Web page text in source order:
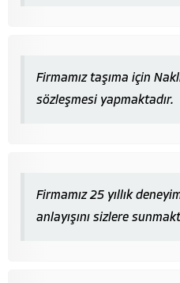
Firmamız taşıma için
sözleşmesi yapmaktadır.
Firmamız 25 yıllık
anlayışını sizlere